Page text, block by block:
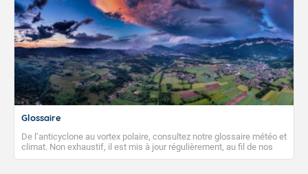
Glossaire
De l’anticyclone au vortex polaire, consultez notre glossaire météo et
climat. Non exhaustif, il est mis à jour régulièrement, au fil de nos
publications. Vous y trouverez également des liens utiles vers nos